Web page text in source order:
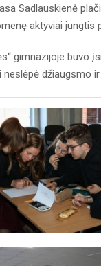
Sadlauskienė
aktyviai
gimnazijoje
džiaugsmo